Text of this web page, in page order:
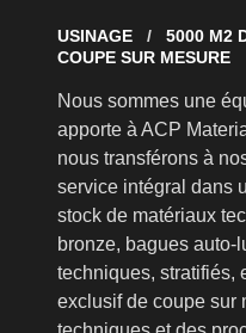
USINAGE
5000 M2
COUPE SUR MESURE
Nous sommes une
apporte à ACP
nous transférons à
service intégral dans
stock de matériaux
bronze, bagues
techniques, stratifiés,
exclusif de coupe sur